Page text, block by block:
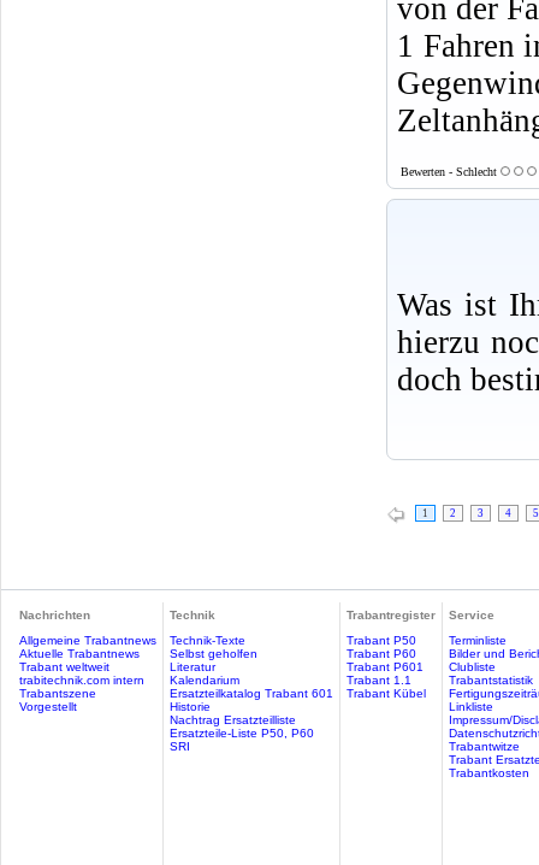
von der
1 Fahren
Bewerten - Schlecht
Was ist
hierzu
doch
1 2 3 4 5
Nachrichten
Allgemeine Trabantnews
Aktuelle Trabantnews
Trabant weltweit
trabitechnik.com intern
Trabantszene
Vorgestellt
Technik
Technik-Texte
Selbst geholfen
Literatur
Kalendarium
Ersatzteilkatalog Trabant 601
Historie
Nachtrag Ersatzteilliste
Ersatzteile-Liste P50, P60
SRI
Trabantregister
Trabant P50
Trabant P60
Trabant P601
Trabant 1.1
Trabant Kübel
Service
Terminliste
Bilder und
Clubliste
Trabantstatistik
Linkliste
Impressum/
Trabantwitze
Trabant
Trabantkosten